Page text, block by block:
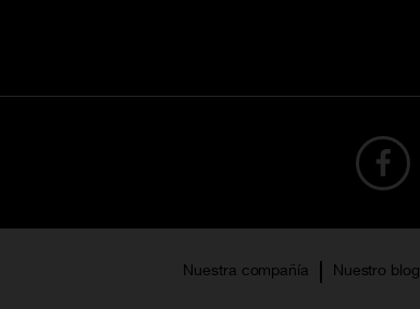
Nuestra compañía Nuestro blog